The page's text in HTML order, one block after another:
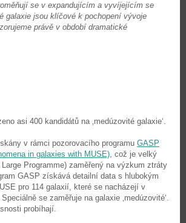
se v expandujícím a vyvíjejícím se
galaxie jsou klíčové k pochopení vývoje
právě v období dramatické
asi 400 kandidátů na ‚medúzovité galaxie‘.
v rámci pozorovacího programu GASP
in galaxies with MUSE), což je velký
Programme) zaměřený na výzkum ztráty
GASP získává detailní data s hlubokým
pro 114 galaxií, které se nacházejí v
se zaměřuje na galaxie ‚medúzovité‘.
probíhají.